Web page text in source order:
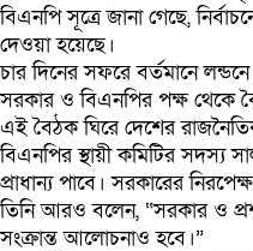
বিএনপি সূত্রে জানা গেছে,
দেওয়া হয়েছে।
চার দিনের সফরে বর্তমানে
সরকার ও বিএনপির পক্ষ থেকে
এই বৈঠক ঘিরে দেশের
বিএনপির স্থায়ী কমিটির সদস্য
প্রাধান্য পাবে। সরকারের
তিনি আরও বলেন, “সরকার ও
সংক্রান্ত আলোচনাও হবে।”